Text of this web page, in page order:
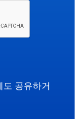
공유하거